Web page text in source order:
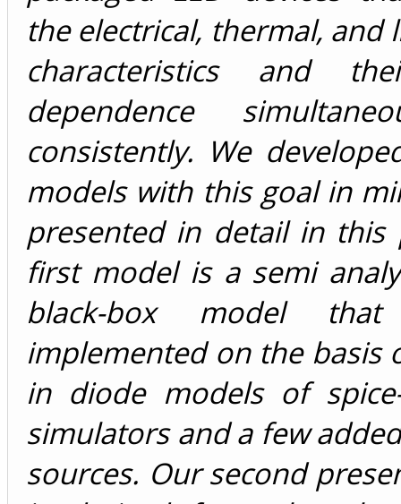
the electrical, thermal, and
characteristics and
dependence
consistently. We
models with this goal in
presented in detail in this
first model is a semi
black-box model
implemented on the basis
in diode models of
simulators and a few
sources. Our second